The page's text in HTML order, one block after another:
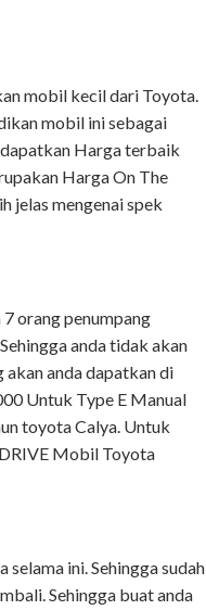
mobil kecil dari Toyota.
mobil ini sebagai
dapatkan Harga terbaik
Harga On The
jelas mengenai spek
orang penumpang
anda tidak akan
anda dapatkan di
Untuk Type E Manual
toyota Calya. Untuk
Mobil Toyota
ini. Sehingga sudah
Sehingga buat anda